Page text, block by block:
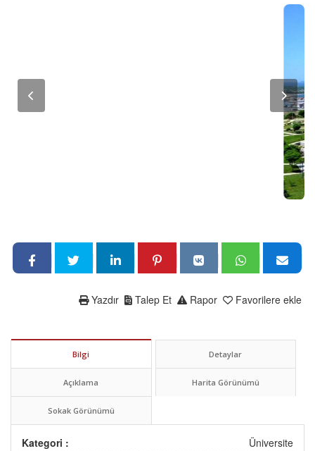
Favorilere ekle
Rapor
Talep Et
Yazdır
Bilgi Detaylar
Açıklama Harita Görünümü
Sokak Görünümü
Kategori :
Üniversite